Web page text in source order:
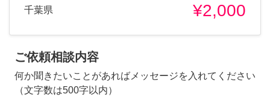
千葉県 ¥2,000
ご依頼相談内容
何か聞きたいことがあればメッセージを入れてください
（文字数は500字以内）